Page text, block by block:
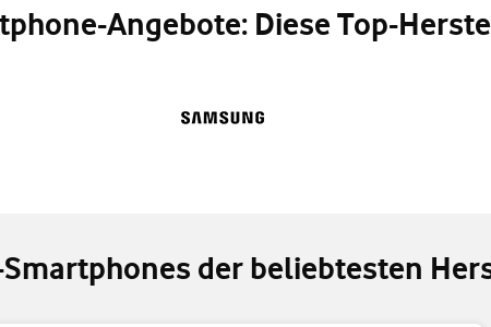
Angebote: Diese Top-
der beliebtesten